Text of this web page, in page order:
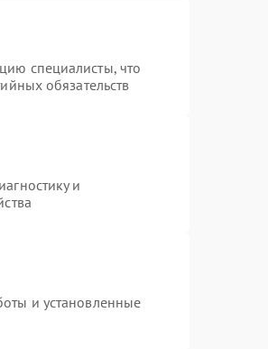
специалисты, что
обязательств
и
и установленные